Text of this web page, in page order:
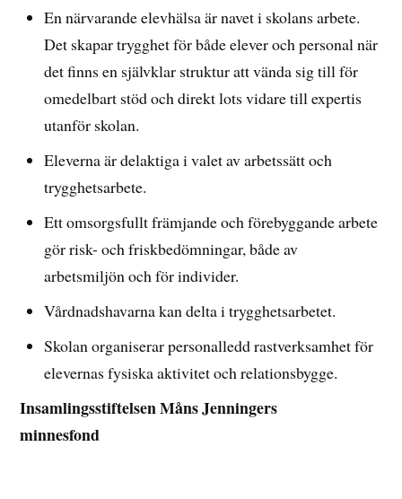
En närvarande elevhälsa är navet i skolans arbete.
Det skapar trygghet för både elever och personal när
det finns en självklar struktur att vända sig till för
omedelbart stöd och direkt lots vidare till expertis
utanför skolan.
Eleverna är delaktiga i valet av arbetssätt och
trygghetsarbete.
Ett omsorgsfullt främjande och förebyggande arbete
gör risk- och friskbedömningar, både av
arbetsmiljön och för individer.
Vårdnadshavarna kan delta i trygghetsarbetet.
Skolan organiserar personalledd rastverksamhet för
elevernas fysiska aktivitet och relationsbygge.
Insamlingsstiftelsen Måns Jenningers
minnesfond